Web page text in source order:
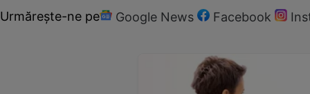
Urmărește-ne pe Google News Facebook